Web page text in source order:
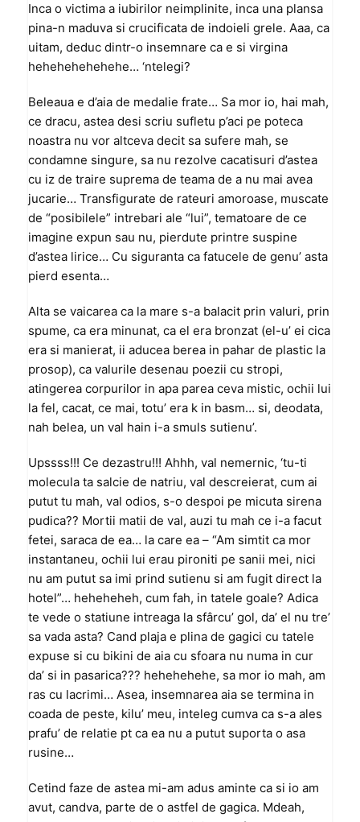
Inca o victima a iubirilor neimplinite, inca una plansa
pina-n maduva si crucificata de indoieli grele. Aaa, ca
uitam, deduc dintr-o insemnare ca e si virgina
hehehehehehehe… ‘ntelegi?
Beleaua e d’aia de medalie frate… Sa mor io, hai mah,
ce dracu, astea desi scriu sufletu p’aci pe poteca
noastra nu vor altceva decit sa sufere mah, se
condamne singure, sa nu rezolve cacatisuri d’astea
cu iz de traire suprema de teama de a nu mai avea
jucarie… Transfigurate de rateuri amoroase, muscate
de “posibilele” intrebari ale “lui”, tematoare de ce
imagine expun sau nu, pierdute printre suspine
d’astea lirice… Cu siguranta ca fatucele de genu’ asta
pierd esenta…
Alta se vaicarea ca la mare s-a balacit prin valuri, prin
spume, ca era minunat, ca el era bronzat (el-u’ ei cica
era si manierat, ii aducea berea in pahar de plastic la
prosop), ca valurile desenau poezii cu stropi,
atingerea corpurilor in apa parea ceva mistic, ochii lui
la fel, cacat, ce mai, totu’ era k in basm… si, deodata,
nah belea, un val hain i-a smuls sutienu’.
Upssss!!! Ce dezastru!!! Ahhh, val nemernic, ‘tu-ti
molecula ta salcie de natriu, val descreierat, cum ai
putut tu mah, val odios, s-o despoi pe micuta sirena
pudica?? Mortii matii de val, auzi tu mah ce i-a facut
fetei, saraca de ea… la care ea – “Am simtit ca mor
instantaneu, ochii lui erau pironiti pe sanii mei, nici
nu am putut sa imi prind sutienu si am fugit direct la
hotel”… heheheheh, cum fah, in tatele goale? Adica
te vede o statiune intreaga la sfârcu’ gol, da’ el nu tre’
sa vada asta? Cand plaja e plina de gagici cu tatele
expuse si cu bikini de aia cu sfoara nu numa in cur
da’ si in pasarica??? hehehehehe, sa mor io mah, am
ras cu lacrimi… Asea, insemnarea aia se termina in
coada de peste, kilu’ meu, inteleg cumva ca s-a ales
prafu’ de relatie pt ca ea nu a putut suporta o asa
rusine…
Cetind faze de astea mi-am adus aminte ca si io am
avut, candva, parte de o astfel de gagica. Mdeah,